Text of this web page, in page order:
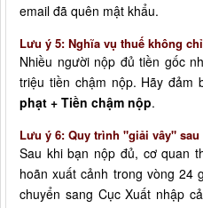
email đã quên mật khẩu.
Lưu ý 5: Nghĩa vụ thuế không
Nhiều người nộp đủ tiền gốc
triệu tiền chậm nộp. Hãy đảm
phạt + Tiền chậm nộp.
Lưu ý 6: Quy trình "giải vây"
Sau khi bạn nộp đủ, cơ quan
hoãn xuất cảnh trong vòng 24
chuyển sang Cục Xuất nhập